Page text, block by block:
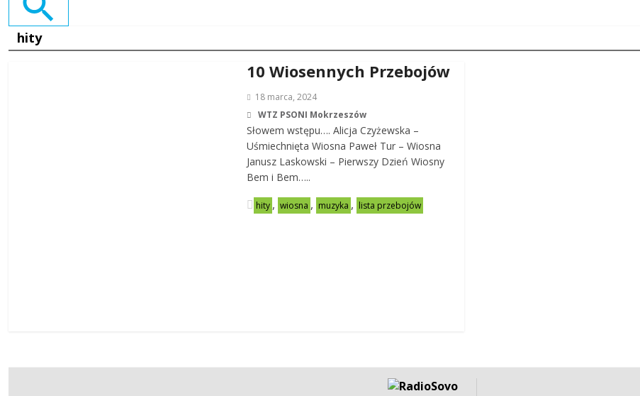
hity
10 Wiosennych Przebojów
18 marca, 2024
WTZ PSONI Mokrzeszów
Słowem wstępu…. Alicja Czyżewska –
Uśmiechnięta Wiosna Paweł Tur – Wiosna
Janusz Laskowski – Pierwszy Dzień Wiosny
Bem i Bem…..
hity , wiosna , muzyka , lista przebojów